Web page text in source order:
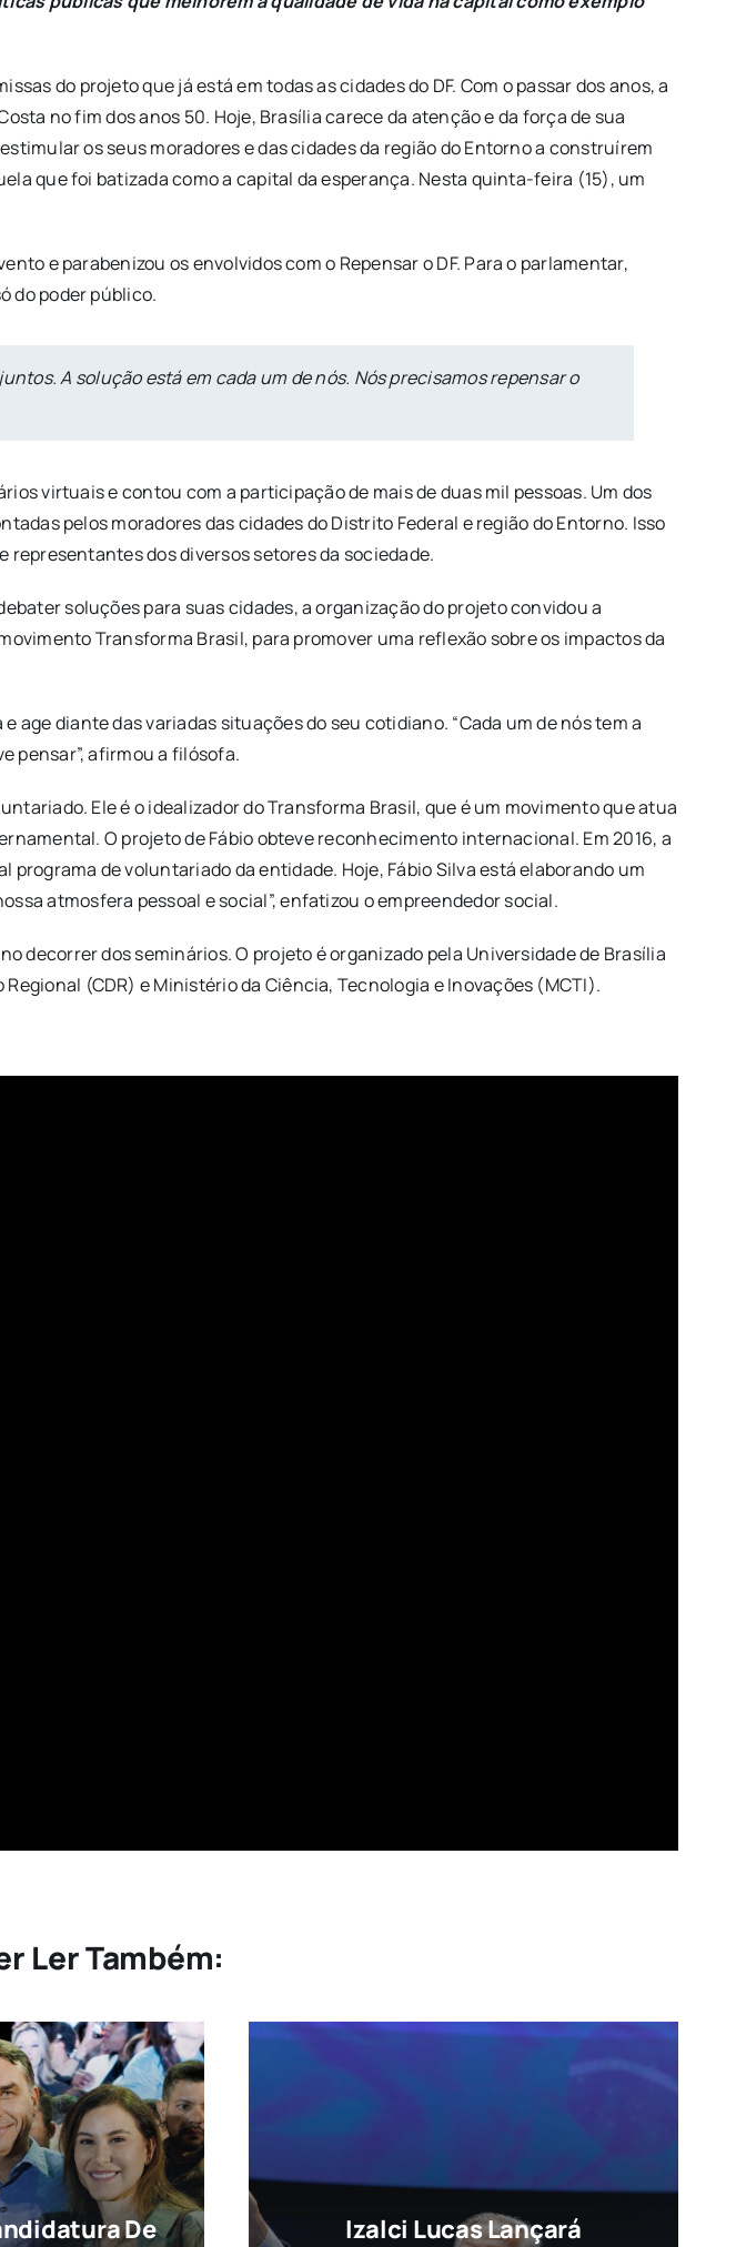
do projeto que já está em todas as cidades do DF. Com o passar dos anos, a
no fim dos anos 50. Hoje, Brasília carece da atenção e da força de sua
os seus moradores e das cidades da região do Entorno a construírem
que foi batizada como a capital da esperança. Nesta quinta-feira (15), um
e parabenizou os envolvidos com o Repensar o DF. Para o parlamentar,
do poder público.
A solução está em cada um de nós. Nós precisamos repensar o
virtuais e contou com a participação de mais de duas mil pessoas. Um dos
pelos moradores das cidades do Distrito Federal e região do Entorno. Isso
representantes dos diversos setores da sociedade.
soluções para suas cidades, a organização do projeto convidou a
Transforma Brasil, para promover uma reflexão sobre os impactos da
diante das variadas situações do seu cotidiano. “Cada um de nós tem a
pensar”, afirmou a filósofa.
Ele é o idealizador do Transforma Brasil, que é um movimento que atua
O projeto de Fábio obteve reconhecimento internacional. Em 2016, a
de voluntariado da entidade. Hoje, Fábio Silva está elaborando um
atmosfera pessoal e social”, enfatizou o empreendedor social.
decorrer dos seminários. O projeto é organizado pela Universidade de Brasília
(CDR) e Ministério da Ciência, Tecnologia e Inovações (MCTI).
Ler Também:
De
Izalci Lucas Lançará